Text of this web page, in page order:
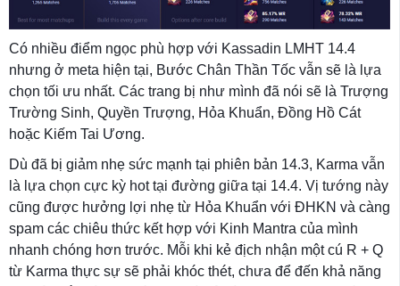
Có nhiều điểm ngọc phù hợp với Kassadin LMHT 14.4
nhưng ở meta hiện tại, Bước Chân Thần Tốc vẫn sẽ là lựa
chọn tối ưu nhất. Các trang bị như mình đã nói sẽ là Trượng
Trường Sinh, Quyền Trượng, Hỏa Khuẩn, Đồng Hồ Cát
hoặc Kiếm Tai Ương.
Dù đã bị giảm nhẹ sức mạnh tại phiên bản 14.3, Karma vẫn
là lựa chọn cực kỳ hot tại đường giữa tại 14.4. Vị tướng này
cũng được hưởng lợi nhẹ từ Hỏa Khuẩn với ĐHKN và càng
spam các chiêu thức kết hợp với Kinh Mantra của mình
nhanh chóng hơn trước. Mỗi khi kẻ địch nhận một cú R + Q
từ Karma thực sự sẽ phải khóc thét, chưa để đến khả năng